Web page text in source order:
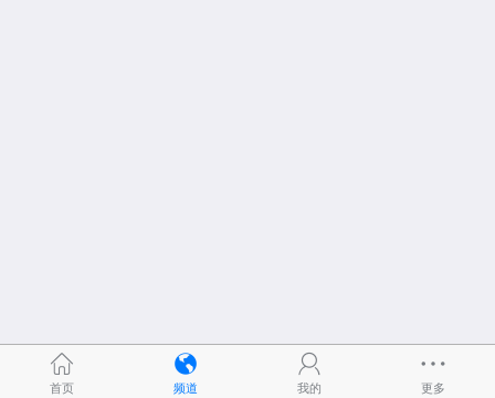
首页 频道 我的 更多